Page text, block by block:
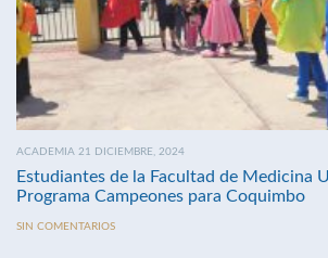
ACADEMIA 21 DICIEMBRE, 2024
Estudiantes de la Facultad de Medicina
Programa Campeones para Coquimbo
SIN COMENTARIOS